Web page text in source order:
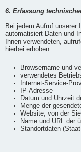
6. Erfassung
Bei jedem Aufruf unserer
automatisiert Daten und
Ihnen verwendeten,
hierbei erhoben:
Browsername und
verwendetes
Internet-Service-
IP-Adresse
Datum und Uhrzeit
Menge der
Website, von der
Name und URL der
Standortdaten